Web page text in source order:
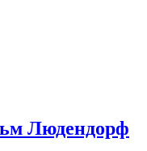
Людендорф